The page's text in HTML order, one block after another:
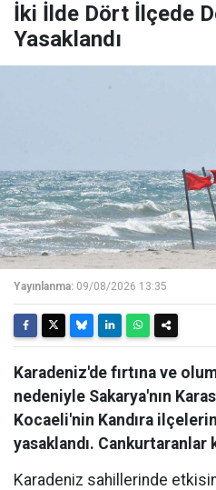
İki İlde Dört İlçede
Yasaklandı
Yayınlanma: 09/08/2026 13:35
Karadeniz'de fırtına ve
nedeniyle Sakarya'nın
Kocaeli'nin Kandıra
yasaklandı. Cankurtaranlar
Karadeniz sahillerinde